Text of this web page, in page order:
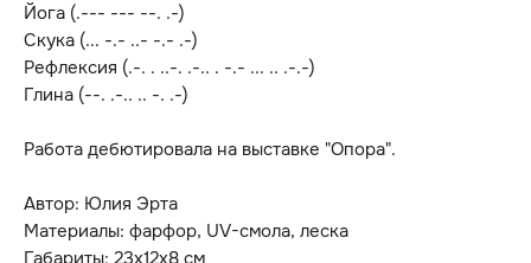
Йога (.--- --- --. .-)
Скука (... -.- ..- -.- .-)
Рефлексия (.-. . ..-. .-.. . -.- ... .. .-.-)
Глина (--. .-.. .. -. .-)
Работа дебютировала на выставке "Опора".
Автор: Юлия Эрта
Материалы: фарфор, UV-смола, леска